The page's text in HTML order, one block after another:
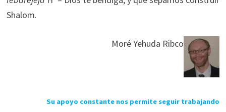
Shalom.
Moré Yehuda Ribco
Su apoyo constante nos permite seguir trabajando